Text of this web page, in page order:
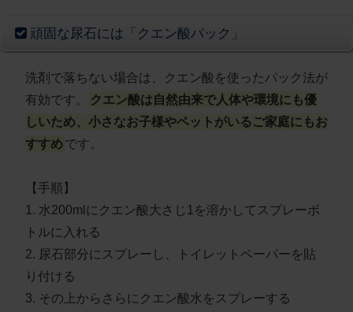
頑固な尿石には「クエン酸パック」
洗剤で落ちない場合は、クエン酸を使ったパック法が
有効です。
クエン酸は自然由来で人体や環境にも優
しいため、小さなお子様やペットがいるご家庭にもお
すすめです。
【手順】
1. 水200mlにクエン酸大さじ1を溶かしてスプレーボ
トルに入れる
2. 尿石部分にスプレーし、トイレットペーパーを貼
り付ける
3. その上からさらにクエン酸水をスプレーする